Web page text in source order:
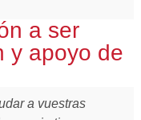
a ser
y apoyo de
a vuestras